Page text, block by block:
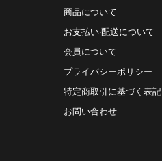
商品について
お⽀払い‧配送について
会員について
プライバシーポリシー
特定商取引に基づく表記
お問い合わせ